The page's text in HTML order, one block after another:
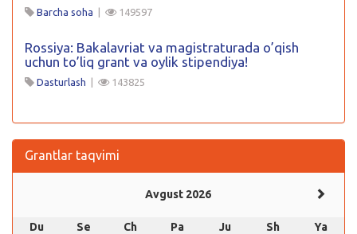
Barcha soha | 149597
Rossiya: Bakalavriat va magistraturada o’qish
uchun to’liq grant va oylik stipendiya!
Dasturlash | 143825
Grantlar taqvimi
Avgust 2026
Du Se Ch Pa Ju Sh
Ya